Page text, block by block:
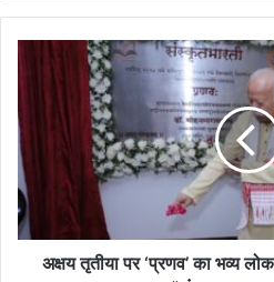
‘प्रणव’
भव्य
लोकार्पण
–
डॉ.
अक्षय तृतीया पर ‘प्रणव’ का भव्य